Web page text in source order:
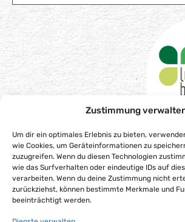
Zustimmung
Um dir ein optimales Erlebnis zu bieten,
wie Cookies, um Geräteinformationen zu
zuzugreifen. Wenn du diesen Technologien
wie das Surfverhalten oder eindeutige IDs auf
verarbeiten. Wenn du deine Zustimmung nicht
zurückziehst, können bestimmte Merkmale und
beeinträchtigt werden.
Impressum
Datenschutzerklärung
Barrierefreiheitserklärung